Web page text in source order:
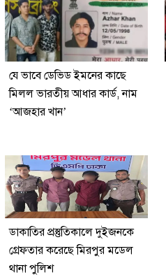
যে ভাবে ডেভিড ইমনের কাছে
মিলল ভারতীয় আধার কার্ড, নাম
‘আজহার খান’
ডাকাতির প্রস্তুতিকালে দুইজনকে
গ্রেফতার করেছে মিরপুর মডেল
থানা পুলিশ